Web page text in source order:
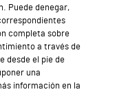
Cliente
en el trabajo
Puede denegar,
completa sobre
a través de
desde el pie de
una
información en la